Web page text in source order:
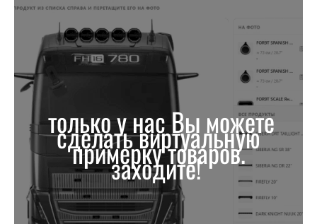
только у нас Вы можете
сделать виртуальную
примерку товаров.
заходите!